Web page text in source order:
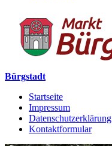
Bürgstadt
Startseite
Impressum
Datenschutzerklärung
Kontaktformular